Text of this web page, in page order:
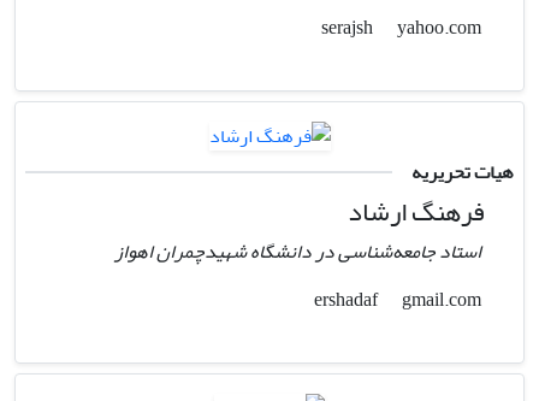
yahoo.com
هیات تحریریه
فرهنگ ارشاد
استاد جامعه‌شناسی در دانشگاه شهیدچمران اهواز
gmail.com